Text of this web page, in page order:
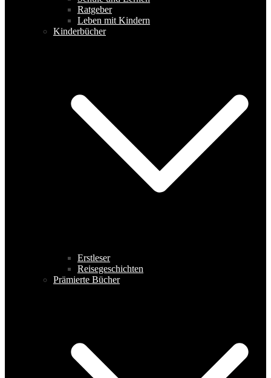
Ratgeber
Leben mit Kindern
Kinderbücher
Erstleser
Reisegeschichten
Prämierte Bücher